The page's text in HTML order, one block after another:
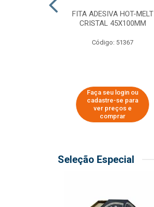
FITA ADESIVA HOT-MELT
CRISTAL 45X100MM
Código: 51367
Faça seu login ou
cadastre-se para
ver preços e
comprar
Seleção Especial